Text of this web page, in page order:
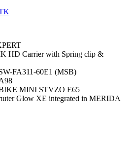
HD Carrier with Spring clip &
FA311-60E1 (MSB)
MINI STVZO E65
Glow XE integrated in MERIDA